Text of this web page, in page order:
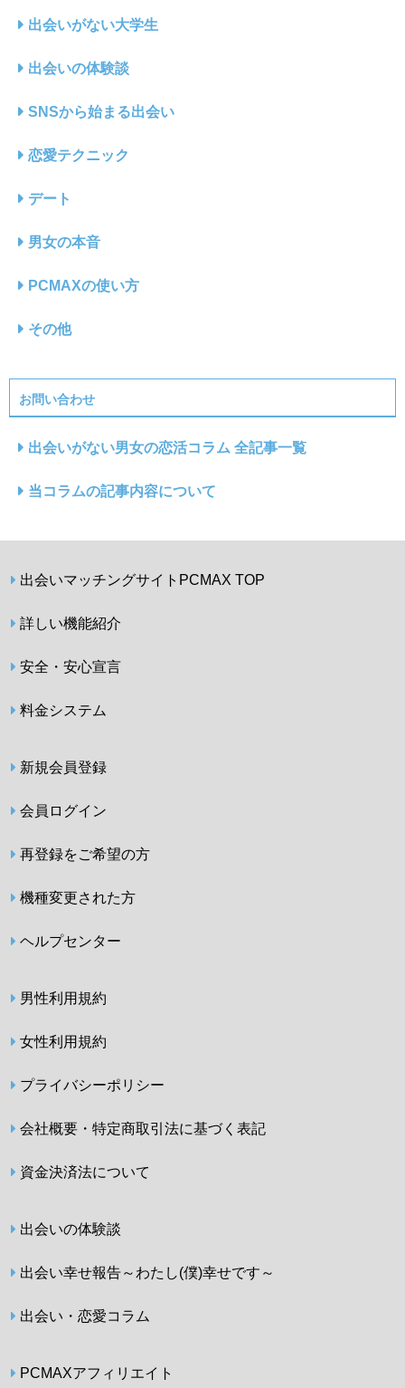
出会いがない大学生
出会いの体験談
SNSから始まる出会い
恋愛テクニック
デート
男女の本音
PCMAXの使い方
その他
お問い合わせ
出会いがない男女の恋活コラム 全記事一覧
当コラムの記事内容について
出会いマッチングサイトPCMAX TOP
詳しい機能紹介
安全・安心宣言
料金システム
新規会員登録
会員ログイン
再登録をご希望の方
機種変更された方
ヘルプセンター
男性利用規約
女性利用規約
プライバシーポリシー
会社概要・特定商取引法に基づく表記
資金決済法について
出会いの体験談
出会い幸せ報告～わたし(僕)幸せです～
出会い・恋愛コラム
PCMAXアフィリエイト